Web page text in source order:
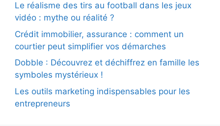
Le réalisme des tirs au football dans les jeux
vidéo : mythe ou réalité ?
Crédit immobilier, assurance : comment un
courtier peut simplifier vos démarches
Dobble : Découvrez et déchiffrez en famille les
symboles mystérieux !
Les outils marketing indispensables pour les
entrepreneurs